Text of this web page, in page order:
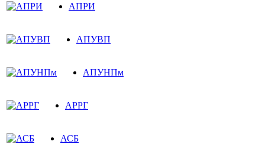
АПРИ
АПУВП
АПУНПм
АРРГ
АСБ